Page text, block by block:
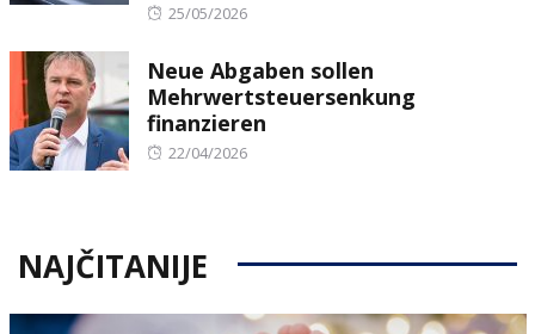
Posted
25/05/2026
Neue Abgaben sollen
Mehrwertsteuersenkung
finanzieren
Posted
22/04/2026
NAJČITANIJE